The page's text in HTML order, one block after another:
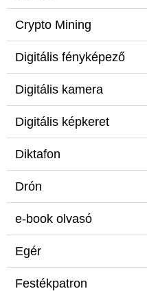
Crypto Mining
Digitális fényképező
Digitális kamera
Digitális képkeret
Diktafon
Drón
e-book olvasó
Egér
Festékpatron